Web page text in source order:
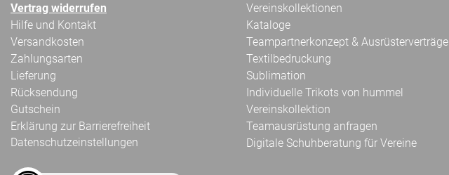
Vertrag widerrufen
Hilfe und Kontakt
Versandkosten
Zahlungsarten
Lieferung
Rücksendung
Gutschein
Erklärung zur Barrierefreiheit
Datenschutzeinstellungen
Vereinskollektionen
Kataloge
Teampartnerkonzept & Ausrüsterverträge
Textilbedruckung
Sublimation
Individuelle Trikots von hummel
Vereinskollektion
Teamausrüstung anfragen
Digitale Schuhberatung für Vereine